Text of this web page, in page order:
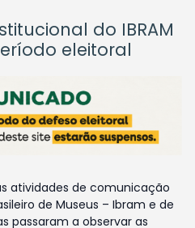
do IBRAM
eleitoral
atividades de comunicação
de Museus – Ibram e de
passaram a observar as